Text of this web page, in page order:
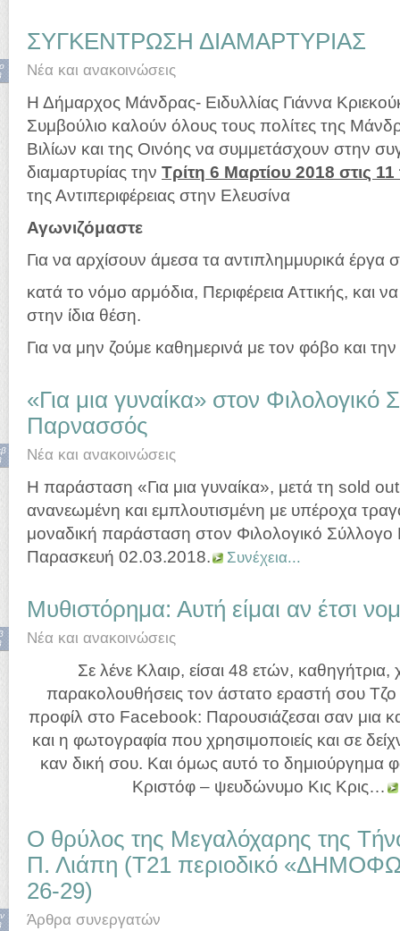
ΣΥΓΚΕΝΤΡΩΣΗ ΔΙΑΜΑΡΤΥΡΙΑΣ
Νέα και ανακοινώσεις
Η Δήμαρχος Μάνδρας- Ειδυλλίας Γιάννα
Συμβούλιο καλούν όλους τους πολίτες της
Βιλίων και της Οινόης να συμμετάσχουν στην
διαμαρτυρίας την Τρίτη 6 Μαρτίου 2018 στις
της Αντιπεριφέρειας στην Ελευσίνα
Αγωνιζόμαστε
Για να αρχίσουν άμεσα τα αντιπλημμυρικά
κατά το νόμο αρμόδια, Περιφέρεια Αττικής, και
στην ίδια θέση.
Για να μην ζούμε καθημερινά με τον φόβο και
«Για μια γυναίκα» στον Φιλολογικό
Παρνασσός
Νέα και ανακοινώσεις
Η παράσταση «Για μια γυναίκα», μετά τη sold out
ανανεωμένη και εμπλουτισμένη με υπέροχα
μοναδική παράσταση στον Φιλολογικό
Παρασκευή 02.03.2018.
Συνέχεια...
Μυθιστόρημα: Αυτή είμαι αν έτσι
Νέα και ανακοινώσεις
Σε λένε Κλαιρ, είσαι 48 ετών, καθηγήτρια,
παρακολουθήσεις τον άστατο εραστή σου Τζο
προφίλ στο Facebook: Παρουσιάζεσαι σαν μια
και η φωτογραφία που χρησιμοποιείς και σε
καν δική σου. Και όμως αυτό το δημιούργημα
Κριστόφ – ψευδώνυμο Κις Κρις…
Ο θρύλος της Μεγαλόχαρης της
Π. Λιάπη (Τ21 περιοδικό
26-29)
Άρθρα συνεργατών